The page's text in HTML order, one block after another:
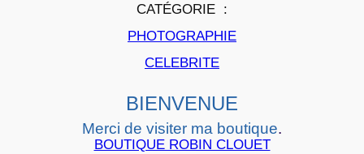
CATÉGORIE :
PHOTOGRAPHIE
CELEBRITE
BIENVENUE
Merci de visiter ma boutique.
BOUTIQUE ROBIN CLOUET